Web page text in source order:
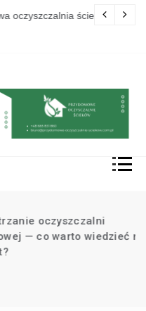
oczyszczalnia ścieków?
oczyszczalni
— co warto wiedzieć na